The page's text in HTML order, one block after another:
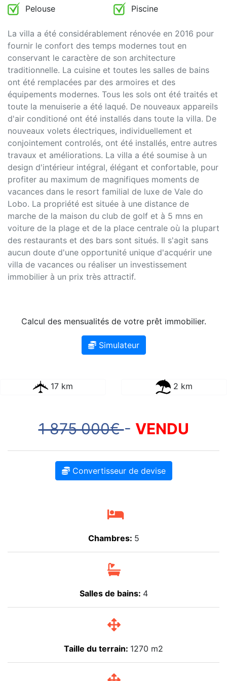
Pelouse
Piscine
La villa a été considérablement rénovée en 2016 pour
fournir le confort des temps modernes tout en
conservant le caractère de son architecture
traditionnelle. La cuisine et toutes les salles de bains
ont été remplacées par des armoires et des
équipements modernes. Tous les sols ont été traités et
toute la menuiserie a été laqué. De nouveaux appareils
d'air conditioné ont été installés dans toute la villa. De
nouveaux volets électriques, individuellement et
conjointement controlés, ont été installés, entre autres
travaux et améliorations. La villa a été soumise à un
design d'intérieur intégral, élégant et confortable, pour
profiter au maximum de magnifiques moments de
vacances dans le resort familial de luxe de Vale do
Lobo. La propriété est située à une distance de
marche de la maison du club de golf et à 5 mns en
voiture de la plage et de la place centrale où la plupart
des restaurants et des bars sont situés. Il s'agit sans
aucun doute d'une opportunité unique d'acquérir une
villa de vacances ou réaliser un investissement
immobilier à un prix très attractif.
Calcul des mensualités de votre prêt immobilier.
Simulateur
17 km 2 km
1 875 000€- VENDU
Convertisseur de devise
Chambres: 5
Salles de bains: 4
Taille du terrain: 1270 m2